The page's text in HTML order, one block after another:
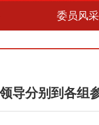
委员风采
导分别到各组